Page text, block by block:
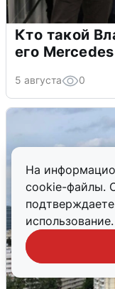
На
cookie-файлы.
использование.
Кто такой
его
5 августа 0